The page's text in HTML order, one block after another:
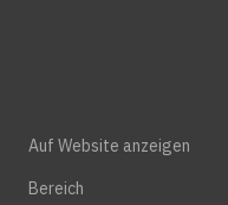
Auf Website anzeigen
Bereich